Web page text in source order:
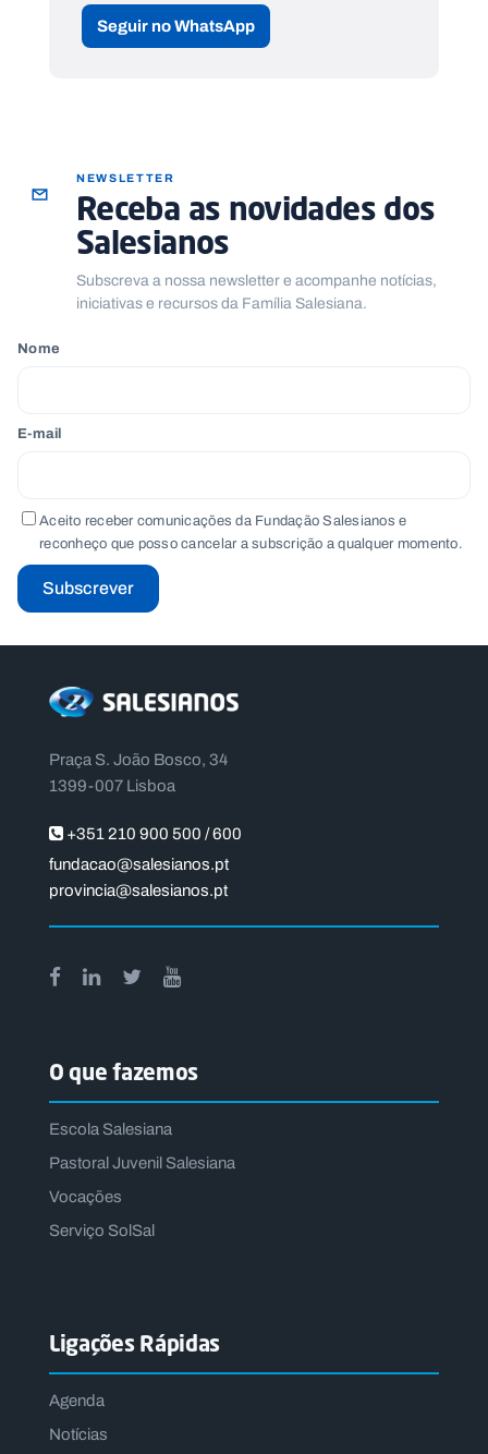
Seguir no WhatsApp
NEWSLETTER
Receba as novidades dos
Salesianos
Subscreva a nossa newsletter e acompanhe notícias,
iniciativas e recursos da Família Salesiana.
Nome
E-mail
Aceito receber comunicações da Fundação Salesianos e
reconheço que posso cancelar a subscrição a qualquer momento.
Subscrever
Praça S. João Bosco, 34
1399-007 Lisboa
+351 210 900 500 / 600
fundacao@salesianos.pt
provincia@salesianos.pt
O que fazemos
Escola Salesiana
Pastoral Juvenil Salesiana
Vocações
Serviço SolSal
Ligações Rápidas
Agenda
Notícias